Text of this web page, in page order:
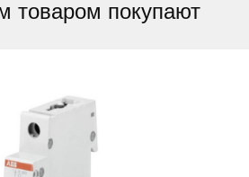
товаром покупают